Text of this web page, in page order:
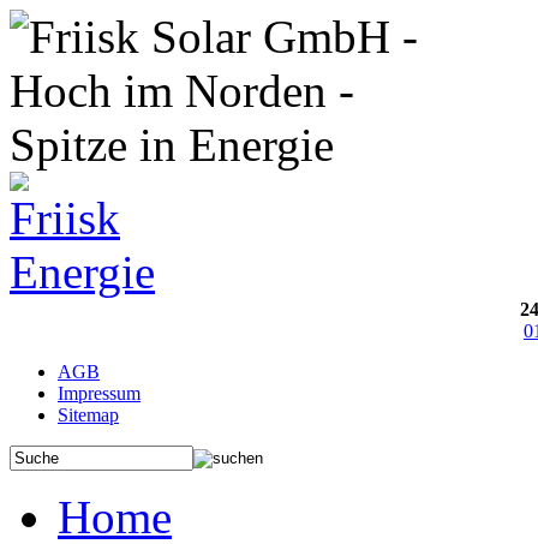
AGB
Impressum
Sitemap
Home